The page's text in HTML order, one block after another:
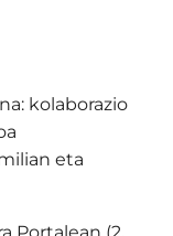
kolaborazio
eta